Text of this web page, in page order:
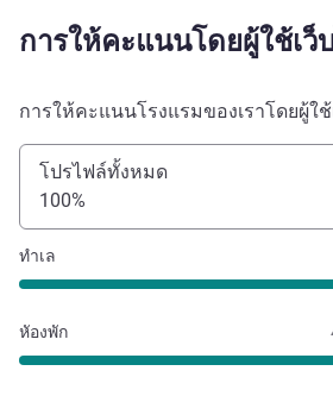
การให้คะแนนโดยผู้ใช้เว็
การให้คะแนนโรงแรมของเราโดยผู้ใ
โปรไฟล์ทั้งหมด
100%
ทำเล
หัองพัก